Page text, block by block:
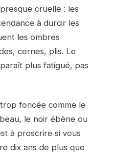
cruelle : les
à durcir les
les ombres
cernes, plis. Le
plus fatigué, pas
foncée comme le
le noir ébène ou
à proscrire si vous
dix ans de plus que